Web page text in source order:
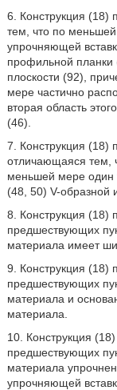
6. Конструкция
тем, что по
упрочняющей
профильной планки
плоскости (92),
мере частично
вторая область
(46).
7. Конструкция (18)
отличающаяся тем,
меньшей мере один
(48, 50) V-образной
8. Конструкция
предшествующих
материала имеет
9. Конструкция
предшествующих
материала и
материала.
10. Конструкция
предшествующих
материала
упрочняющей